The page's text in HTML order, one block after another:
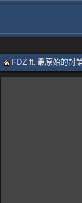
FDZ ft. 最原始的討